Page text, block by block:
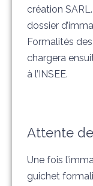
création
dossier
Formalités
chargera
à l’INSEE.
Attente
Une fois
guichet